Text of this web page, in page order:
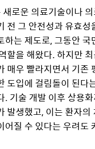
로운 의료기술이나
전 그 안전성과 유효성
하는 제도로, 그동안 국
할을 해왔다. 하지만
매우 빨라지면서 기존
도입에 걸림돌이 된다
. 기술 개발 이후 상용
발생했고, 이는 환자의
어질 수 있다는 우려도